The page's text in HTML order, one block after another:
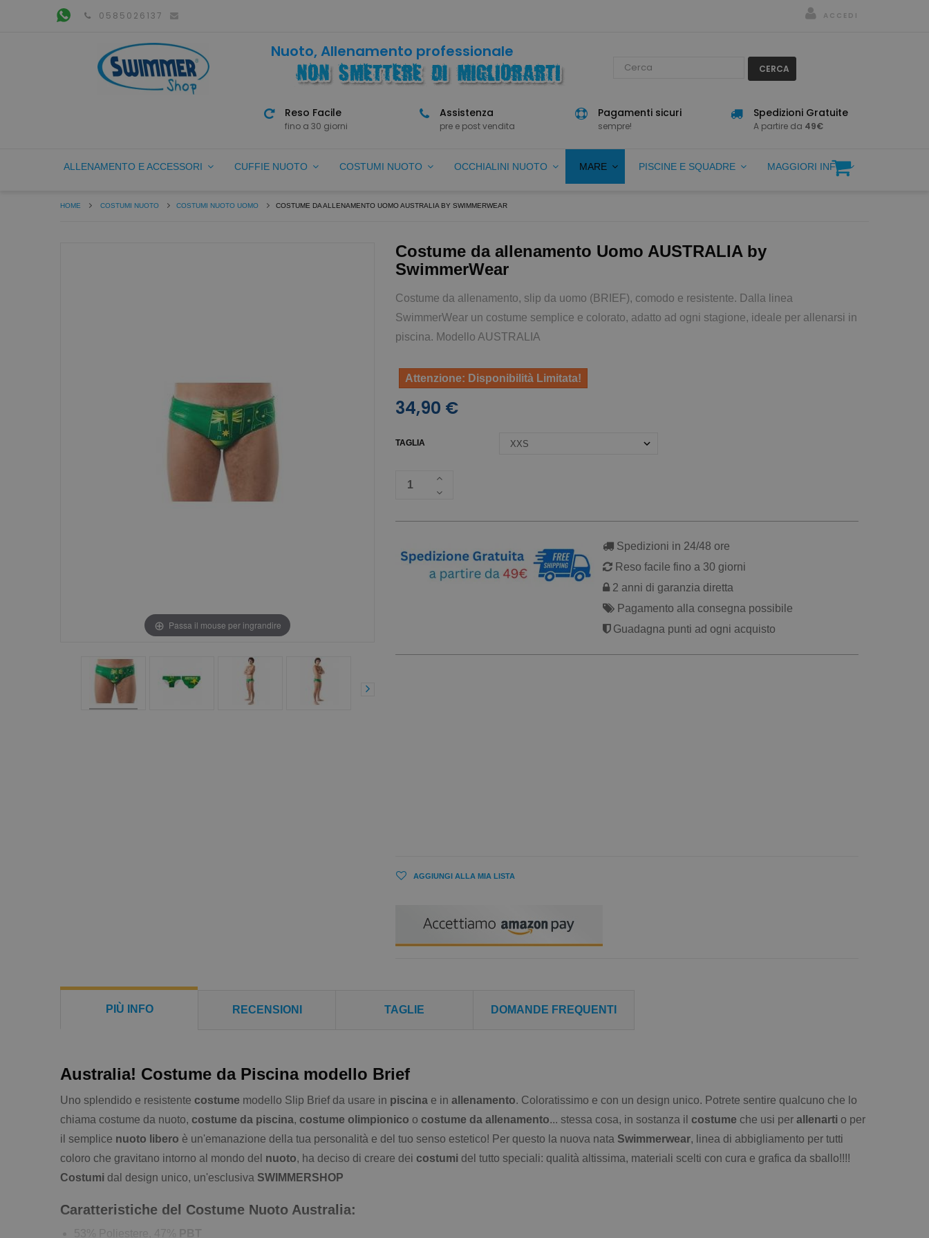
0585026137 ACCEDI
Nuoto, Allenamento professionale
CERCA
Reso Facile
fino a 30 giorni
Assistenza
pre e post vendita
Pagamenti sicuri
sempre!
Spedizioni Gratuite
A partire da 49€
ALLENAMENTO E ACCESSORI CUFFIE NUOTO COSTUMI NUOTO OCCHIALINI NUOTO MARE PISCINE E SQUADRE MAGGIORI INFO
HOME COSTUMI NUOTO COSTUMI NUOTO UOMO COSTUME DA ALLENAMENTO UOMO AUSTRALIA BY SWIMMERWEAR
Passa il mouse per ingrandire
Costume da allenamento Uomo AUSTRALIA by
SwimmerWear
Costume da allenamento, slip da uomo (BRIEF), comodo e resistente. Dalla linea
SwimmerWear un costume semplice e colorato, adatto ad ogni stagione, ideale per allenarsi in
piscina. Modello AUSTRALIA
Attenzione: Disponibilità Limitata!
34,90 €
TAGLIA
Spedizioni in 24/48 ore
Reso facile fino a 30 giorni
2 anni di garanzia diretta
Pagamento alla consegna possibile
Guadagna punti ad ogni acquisto
AGGIUNGI ALLA MIA LISTA
PIÙ INFO RECENSIONI TAGLIE DOMANDE FREQUENTI
Australia! Costume da Piscina modello Brief
Uno splendido e resistente costume modello Slip Brief da usare in piscina e in allenamento. Coloratissimo e con un design unico. Potrete sentire qualcuno che lo
chiama costume da nuoto, costume da piscina, costume olimpionico o costume da allenamento... stessa cosa, in sostanza il costume che usi per allenarti o per
il semplice nuoto libero è un'emanazione della tua personalità e del tuo senso estetico! Per questo la nuova nata Swimmerwear, linea di abbigliamento per tutti
coloro che gravitano intorno al mondo del nuoto, ha deciso di creare dei costumi del tutto speciali: qualità altissima, materiali scelti con cura e grafica da sballo!!!!
Costumi dal design unico, un'esclusiva SWIMMERSHOP
Caratteristiche del Costume Nuoto Australia:
53% Poliestere, 47%
PBT